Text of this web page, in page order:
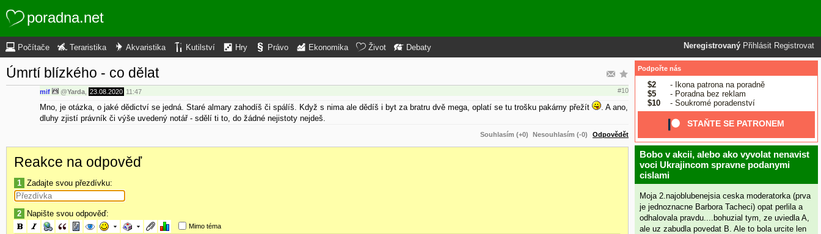
poradna.net
Neregistrovaný Přihlásit Registrovat
Počítače Teraristika Akvaristika Kutilství Hry Právo Ekonomika Život Debaty
Úmrtí blízkého - co dělat
mif @Yarda 23.08.2020 11:47 #10
Mno, je otázka, o jaké dědictví se jedná. Staré almary zahodíš či spálíš. Když s nima ale dědíš i byt za bratru dvě mega, oplatí se tu trošku pakárny přežít
. A ano,
dluhy zjistí právník či výše uvedený notář - sdělí ti to, do žádné nejistoty nejdeš.
Souhlasím (+0) Nesouhlasím (-0) Odpovědět
Reakce na odpověď
1 Zadajte svou přezdívku:
2 Napište svou odpověď:
Mimo téma
Podpořte nás
$2
- Ikona patrona na poradně
$5
- Poradna bez reklam
$10
- Soukromé poradenství
STAŇTE SE PATRONEM
Bobo v akcii, alebo ako vyvolat nenavist
voci Ukrajincom spravne podanymi
cislami
Moja 2.najoblubenejsia ceska moderatorka (prva
je jednoznacne Barbora Tacheci) opat perlila a
odhalovala pravdu....bohuzial tym, ze uviedla A,
ale uz zabudla povedat B. Ale to bola urcite len